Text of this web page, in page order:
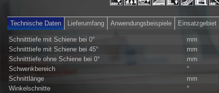
Technische Daten Lieferumfang Anwendungsbeispiele Einsatzgebiet
Schnitttiefe mit Schiene bei 0°
mm
Schnitttiefe mit Schiene bei 45°
mm
Schnitttiefe ohne Schiene bei 0°
mm
Schwenkbereich
°
Schnittlänge
mm
Winkelschnitte
°